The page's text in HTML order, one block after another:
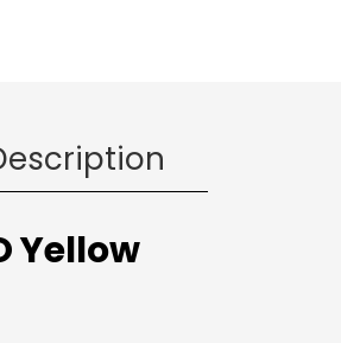
Yellow